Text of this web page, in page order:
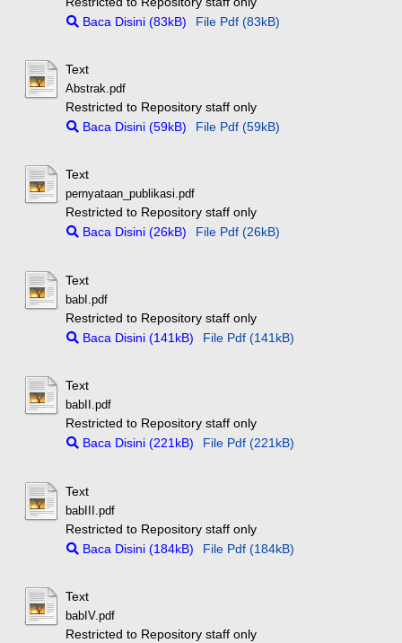
Baca Disini (83kB)
File Pdf (83kB)
Text
Abstrak.pdf
Restricted to Repository staff only
Baca Disini (59kB)
File Pdf (59kB)
Text
pernyataan_publikasi.pdf
Restricted to Repository staff only
Baca Disini (26kB)
File Pdf (26kB)
Text
babI.pdf
Restricted to Repository staff only
Baca Disini (141kB)
File Pdf (141kB)
Text
babII.pdf
Restricted to Repository staff only
Baca Disini (221kB)
File Pdf (221kB)
Text
babIII.pdf
Restricted to Repository staff only
Baca Disini (184kB)
File Pdf (184kB)
Text
babIV.pdf
Restricted to Repository staff only